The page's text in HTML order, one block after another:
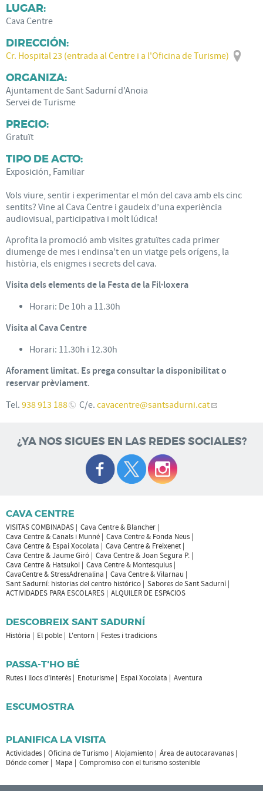
LUGAR:
Cava Centre
DIRECCIÓN:
Cr. Hospital 23 (entrada al Centre i a l'Oficina de Turisme)
ORGANIZA:
Ajuntament de Sant Sadurní d'Anoia
Servei de Turisme
PRECIO:
Gratuït
TIPO DE ACTO:
Exposición, Familiar
Vols viure, sentir i experimentar el món del cava amb els cinc
sentits? Vine al Cava Centre i gaudeix d’una experiència
audiovisual, participativa i molt lúdica!
Aprofita la promoció amb visites gratuïtes cada primer
diumenge de mes i endinsa't en un viatge pels orígens, la
història, els enigmes i secrets del cava.
Visita dels elements de la Festa de la Fil·loxera
Horari: De 10h a 11.30h
Visita al Cava Centre
Horari: 11.30h i 12.30h
Aforament limitat. Es prega consultar la disponibilitat o
reservar prèviament.
Tel. 938 913 188 C/e. cavacentre@santsadurni.cat
¿YA NOS SIGUES EN LAS REDES SOCIALES?
CAVA CENTRE
VISITAS COMBINADAS
Cava Centre & Blancher
Cava Centre & Canals i Munné
Cava Centre & Fonda Neus
Cava Centre & Espai Xocolata
Cava Centre & Freixenet
Cava Centre & Jaume Giró
Cava Centre & Joan Segura P.
Cava Centre & Hatsukoi
Cava Centre & Montesquius
CavaCentre & StressAdrenalina
Cava Centre & Vilarnau
Sant Sadurní: historias del centro histórico
Sabores de Sant Sadurní
ACTIVIDADES PARA ESCOLARES
ALQUILER DE ESPACIOS
DESCOBREIX SANT SADURNÍ
Història El poble L'entorn Festes i tradicions
PASSA-T'HO BÉ
Rutes i llocs d'interès Enoturisme Espai Xocolata Aventura
ESCUMOSTRA
PLANIFICA LA VISITA
Actividades Oficina de Turismo Alojamiento
Área de autocaravanas
Dónde comer
Mapa Compromiso con el turismo sostenible